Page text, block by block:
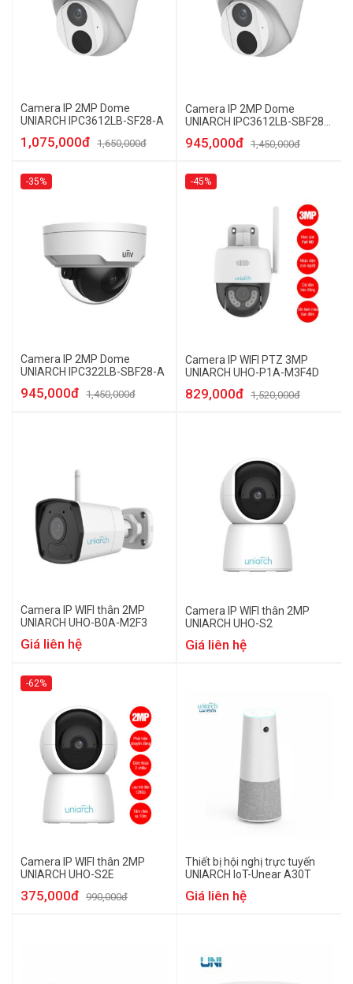
Camera IP 2MP Dome
UNIARCH IPC3612LB-SF28-A
1,075,000đ 1,650,000đ
Camera IP 2MP Dome
UNIARCH IPC3612LB-SBF28-
945,000đ 1,450,000đ
-35%
Camera IP 2MP Dome
UNIARCH IPC322LB-SBF28-A
945,000đ 1,450,000đ
-45%
Camera IP WIFI PTZ 3MP
UNIARCH UHO-P1A-M3F4D
829,000đ 1,520,000đ
Camera IP WIFI thân 2MP
UNIARCH UHO-B0A-M2F3
Giá liên hệ
Camera IP WIFI thân 2MP
UNIARCH UHO-S2
Giá liên hệ
-62%
Camera IP WIFI thân 2MP
UNIARCH UHO-S2E
375,000đ 990,000đ
Thiết bị hội nghị trực tuyến
UNIARCH IoT-Unear A30T
Giá liên hệ